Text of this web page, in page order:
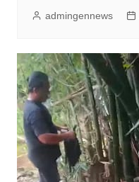
admingennews